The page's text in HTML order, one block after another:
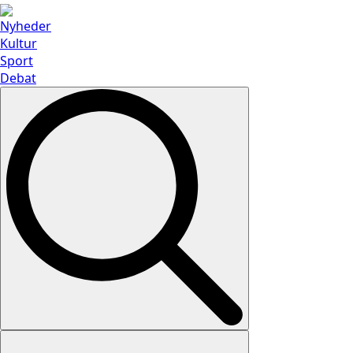
Nyheder
Kultur
Sport
Debat
Search